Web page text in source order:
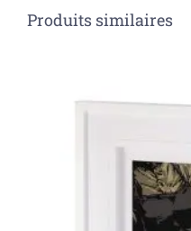
Produits similaires